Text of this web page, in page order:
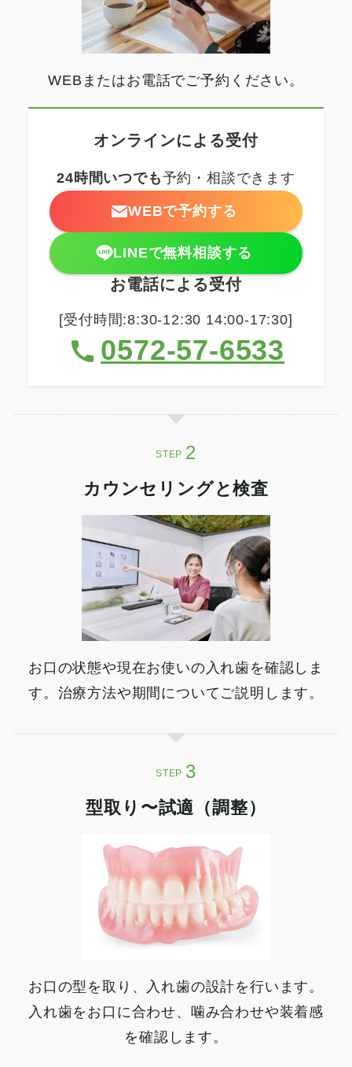
WEBまたはお電話でご予約ください。
オンラインによる受付
24時間いつでも予約・相談できます
WEBで予約する
LINEで無料相談する
お電話による受付
[受付時間:8:30-12:30 14:00-17:30]
0572-57-6533
STEP
カウンセリングと検査
お口の状態や現在お使いの入れ歯を確認しま
す。治療方法や期間についてご説明します。
STEP
型取り 〜試適（調整）
お口の型を取り、入れ歯の設計を行います。
入れ歯をお口に合わせ、噛み合わせや装着感
を確認します。